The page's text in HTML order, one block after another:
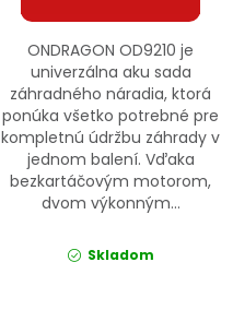
ONDRAGON OD9210 je
univerzálna aku sada
záhradného náradia, ktorá
ponúka všetko potrebné pre
kompletnú údržbu záhrady v
jednom balení. Vďaka
bezkartáčovým motorom,
dvom výkonným...
Skladom